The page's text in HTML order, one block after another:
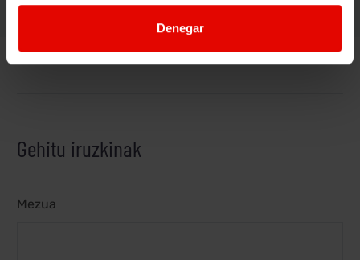
Denegar
Gehitu iruzkinak
Mezua